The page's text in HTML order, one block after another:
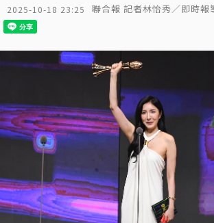
2025-10-18 23:25 聯合報 記者林怡秀／即時報